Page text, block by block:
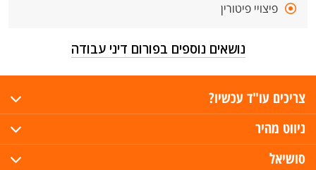
פיצויי פיטורין
נושאים נוספים בפורום דיני עבודה
צריכים עו"ד עכשיו?
ניווט מהיר
סושיאל